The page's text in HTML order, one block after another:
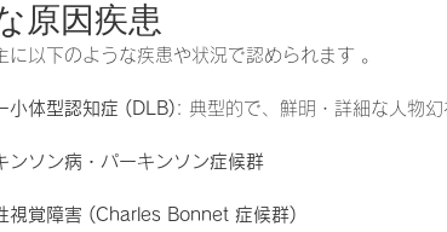
原因疾患
に以下のような疾患や状況で認められます 。
小体型認知症 (DLB) : 典型的で、鮮明・詳細な人物幻
ンソン病・パーキンソン症候群
視覚障害 (Charles Bonnet 症候群)